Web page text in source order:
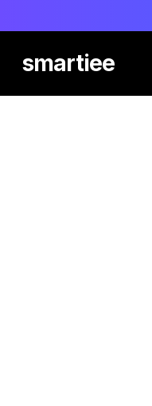
smartiee